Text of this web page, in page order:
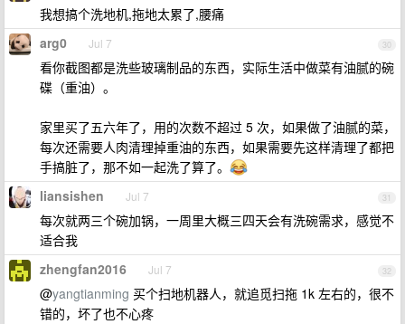
我想搞个洗地机,拖地太累了,腰痛
30
arg0 Jul 7
看你截图都是洗些玻璃制品的东西，实际生活中做菜有油腻的碗
碟（重油）。
家里买了五六年了，用的次数不超过 5 次，如果做了油腻的菜，
每次还需要人肉清理掉重油的东西，如果需要先这样清理了都把
手搞脏了，那不如一起洗了算了。
31
liansishen Jul 7
每次就两三个碗加锅，一周里大概三四天会有洗碗需求，感觉不
适合我
32
zhengfan2016 Jul 7
@yangtianming 买个扫地机器人，就追觅扫拖 1k 左右的，很不
错的，坏了也不心疼